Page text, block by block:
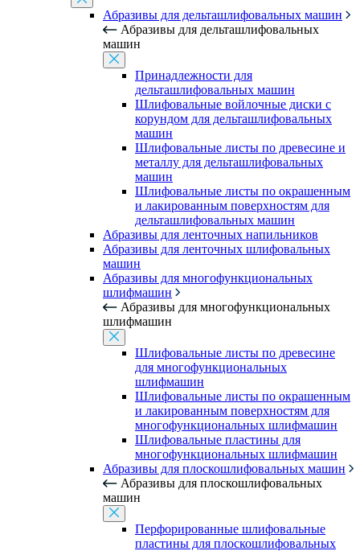
Абразивы для дельташлифовальных машин
Абразивы для дельташлифовальных
машин
Принадлежности для
дельташлифовальных машин
Шлифовальные войлочные диски с
корундом для дельташлифовальных
машин
Шлифовальные листы по древесине и
металлу для дельташлифовальных
машин
Шлифовальные листы по окрашенным
и лакированным поверхностям для
дельташлифовальных машин
Абразивы для ленточных напильников
Абразивы для ленточных шлифовальных
машин
Абразивы для многофункциональных
шлифмашин
Абразивы для многофункциональных
шлифмашин
Шлифовальные листы по древесине
для многофункциональных
шлифмашин
Шлифовальные листы по окрашенным
и лакированным поверхностям для
многофункциональных шлифмашин
Шлифовальные пластины для
многофункциональных шлифмашин
Абразивы для плоскошлифовальных машин
Абразивы для плоскошлифовальных
машин
Перфорированные шлифовальные
пластины для плоскошлифовальных